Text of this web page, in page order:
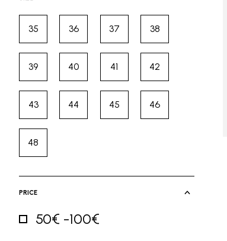
35Refine by Size: 35
36Refine by Size: 36
37Refine by Size: 37
38Refine by Size: 38
39Refine by Size: 39
40Refine by Size: 40
41Refine by Size: 41
42Refine by Size: 42
43Refine by Size: 43
44Refine by Size: 44
45Refine by Size: 45
46Refine by Size: 46
48Refine by Size: 48
PRICE
50€ -100€